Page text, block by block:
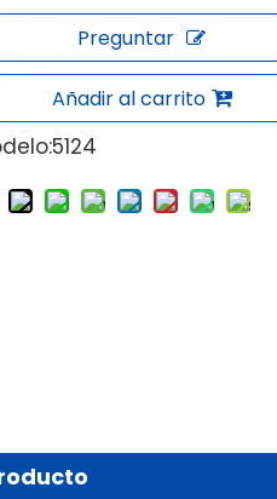
Preguntar
Añadir al carrito
5124